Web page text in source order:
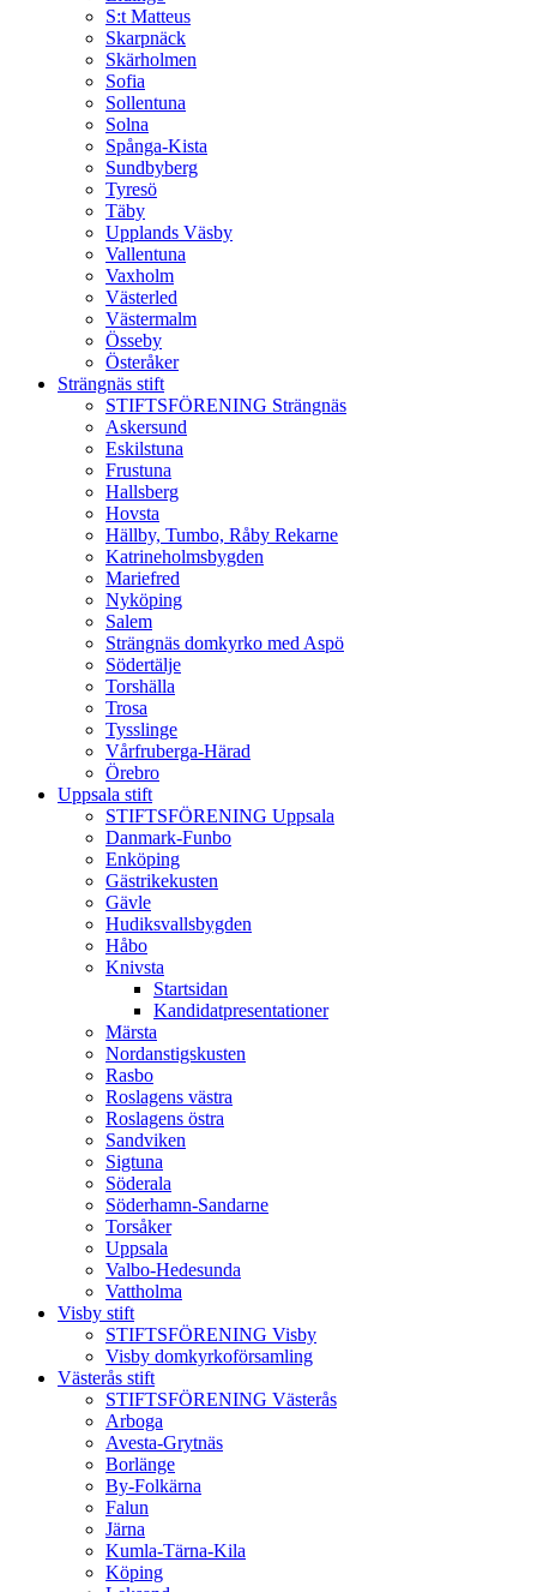
S:t Matteus
Skarpnäck
Skärholmen
Sofia
Sollentuna
Solna
Spånga-Kista
Sundbyberg
Tyresö
Täby
Upplands Väsby
Vallentuna
Vaxholm
Västerled
Västermalm
Össeby
Österåker
Strängnäs stift
STIFTSFÖRENING Strängnäs
Askersund
Eskilstuna
Frustuna
Hallsberg
Hovsta
Hällby, Tumbo, Råby Rekarne
Katrineholmsbygden
Mariefred
Nyköping
Salem
Strängnäs domkyrko med Aspö
Södertälje
Torshälla
Trosa
Tysslinge
Vårfruberga-Härad
Örebro
Uppsala stift
STIFTSFÖRENING Uppsala
Danmark-Funbo
Enköping
Gästrikekusten
Gävle
Hudiksvallsbygden
Håbo
Knivsta
Startsidan
Kandidatpresentationer
Märsta
Nordanstigskusten
Rasbo
Roslagens västra
Roslagens östra
Sandviken
Sigtuna
Söderala
Söderhamn-Sandarne
Torsåker
Uppsala
Valbo-Hedesunda
Vattholma
Visby stift
STIFTSFÖRENING Visby
Visby domkyrkoförsamling
Västerås stift
STIFTSFÖRENING Västerås
Arboga
Avesta-Grytnäs
Borlänge
By-Folkärna
Falun
Järna
Kumla-Tärna-Kila
Köping